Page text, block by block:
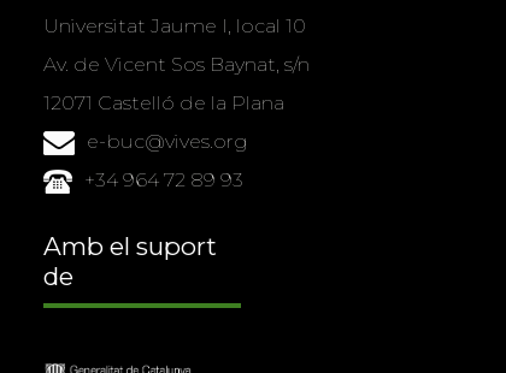
Universitat Jaume I, local 10
Av. de Vicent Sos Baynat, s/n
12071 Castelló de la Plana
e-buc@vives.org
+34 964 72 89 93
Amb el suport
de